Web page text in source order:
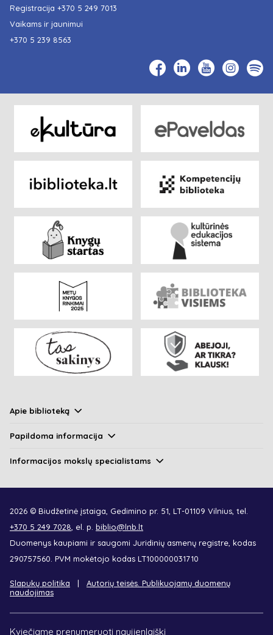
Registracija +370 5 249 7013
Vaikams ir jaunimui
+370 5 239 8563
Apie biblioteką
Papildoma informacija
Informacijos mokslų specialistams
2026 © Biudžetinė įstaiga, Gedimino pr. 51, LT-01109 Vilnius, tel.
+370 5 249 7028 , el. p. biblio@lnb.lt
Duomenys kaupiami ir saugomi Juridinių asmenų registre, kodas
290757560. PVM mokėtojo kodas LT100000031710
Slapukų politika
Autorių teisės. Publikuojamų duomenų
naudojimas
Kviečiame prenumeruoti naujienlaiškį